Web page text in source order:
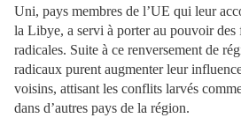
Uni, pays membres de l’UE qui leur
la Libye, a servi à porter au pouvoir des
radicales. Suite à ce renversement de
radicaux purent augmenter leur
voisins, attisant les conflits larvés
dans d’autres pays de la région.